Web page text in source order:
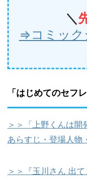
＼
⇒コミック
「はじめてのセフ
＞＞「上野くんは開
あらすじ・登場人物
＞＞『玉川さん 出